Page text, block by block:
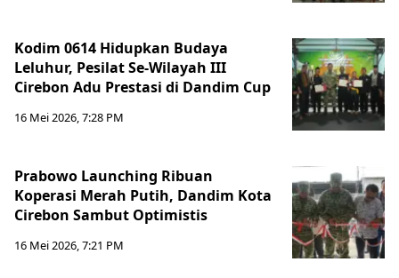
Kodim 0614 Hidupkan Budaya
Leluhur, Pesilat Se-Wilayah III
Cirebon Adu Prestasi di Dandim Cup
16 Mei 2026, 7:28 PM
Prabowo Launching Ribuan
Koperasi Merah Putih, Dandim Kota
Cirebon Sambut Optimistis
16 Mei 2026, 7:21 PM